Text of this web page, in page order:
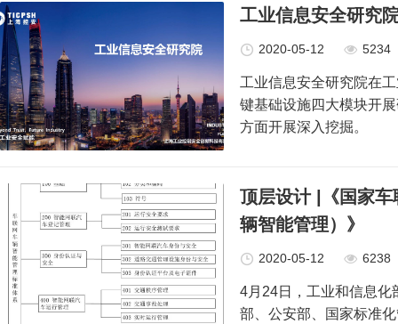
工业信息安全研究
2020-05-12 5234
工业信息安全研究院在
键基础设施四大模块开
方面开展深入挖掘。
顶层设计 |《国家
辆智能管理）》
2020-05-12 6238
4月24日，工业和信息化
部、公安部、国家标准